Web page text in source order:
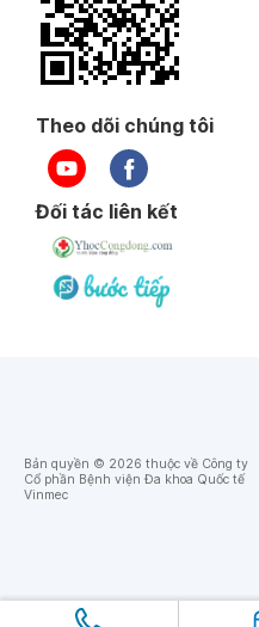
Theo dõi chúng tôi
Đối tác liên kết
Bản quyền © 2026 thuộc về Công ty
Cổ phần Bệnh viện Đa khoa Quốc tế
Vinmec